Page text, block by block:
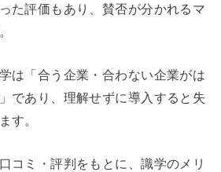
た評価もあり、賛否が分かれるマ
は「合う企業・合わない企業がは
であり、理解せずに導入すると失
す。
コミ・評判をもとに、識学のメリ